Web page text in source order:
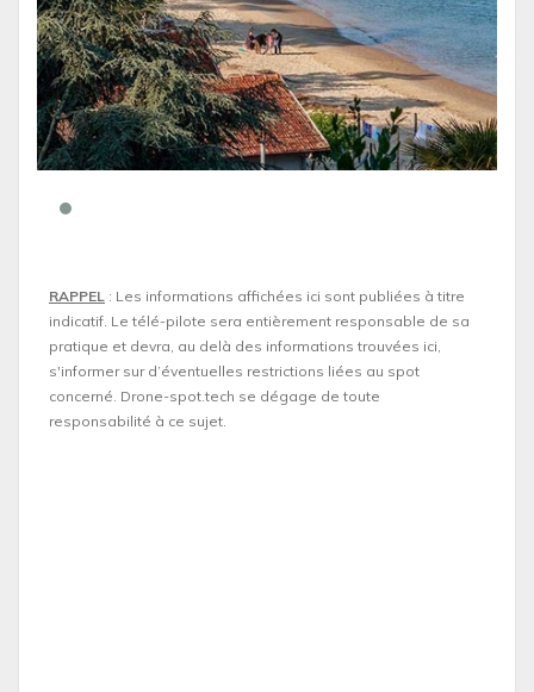
RAPPEL : Les informations affichées ici sont publiées à titre
indicatif. Le télé-pilote sera entièrement responsable de sa
pratique et devra, au delà des informations trouvées ici,
s'informer sur d’éventuelles restrictions liées au spot
concerné. Drone-spot.tech se dégage de toute
responsabilité à ce sujet.